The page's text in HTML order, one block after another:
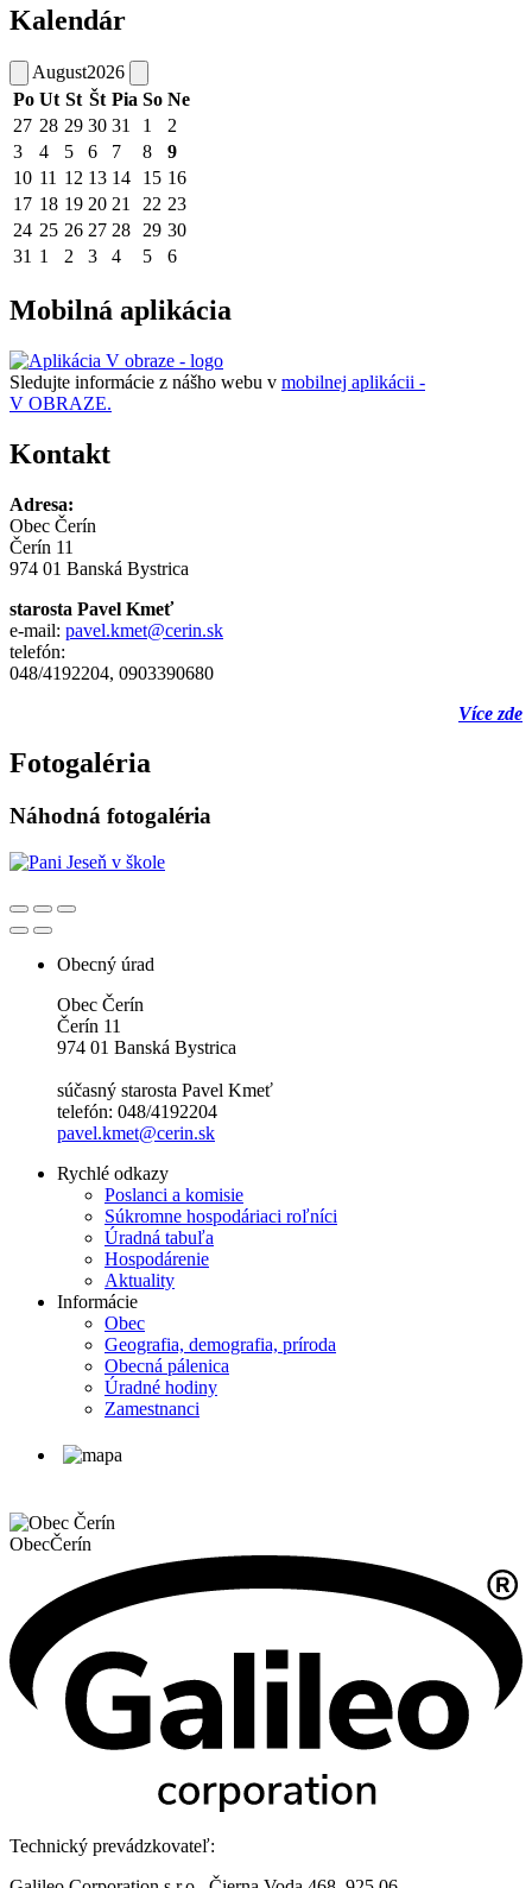
Kalendár
August2026
Po Ut St Št Pia So Ne
27 28 29 30 31 1
2
3
4 5 6 7 8
9
10 11 12 13 14 15 16
17 18 19 20 21 22 23
24 25 26 27 28 29 30
31 1 2 3 4 5 6
Mobilná aplikácia
Sledujte informácie z nášho webu v mobilnej aplikácii -
V OBRAZE.
Kontakt
Adresa:
Obec Čerín
Čerín 11
974 01 Banská Bystrica
starosta Pavel Kmeť
e-mail: pavel.kmet@cerin.sk
telefón:
048/4192204, 0903390680
Více zde
Fotogaléria
Náhodná fotogaléria
Obecný úrad
Obec Čerín
Čerín 11
974 01 Banská Bystrica
súčasný starosta Pavel Kmeť
telefón: 048/4192204
pavel.kmet@cerin.sk
Rychlé odkazy
Poslanci a komisie
Súkromne hospodáriaci roľníci
Úradná tabuľa
Hospodárenie
Aktuality
Informácie
Obec
Geografia, demografia, príroda
Obecná pálenica
Úradné hodiny
Zamestnanci
ObecČerín
Technický prevádzkovateľ: